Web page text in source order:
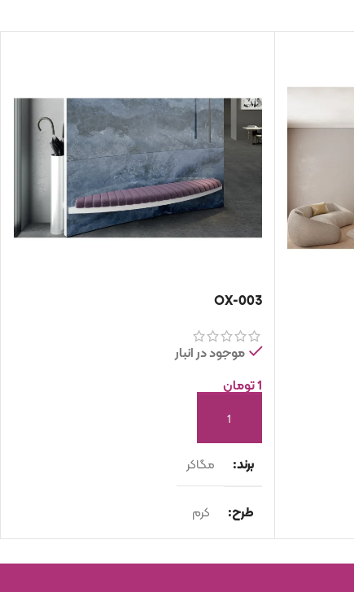
OX-003
موجود در انبار
1تومان
افزودن به سبد خرید
برند مگاکر
طرح کرم
نوع محصول اسلب